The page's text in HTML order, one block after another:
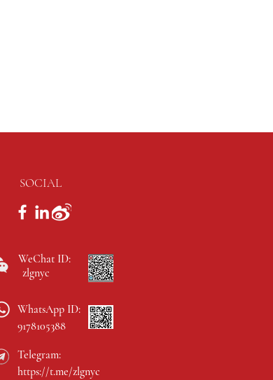
SOCIAL
WeChat ID:
zlgnyc
WhatsApp ID:
9178105388
Telegram:
https://t.me/zlgnyc